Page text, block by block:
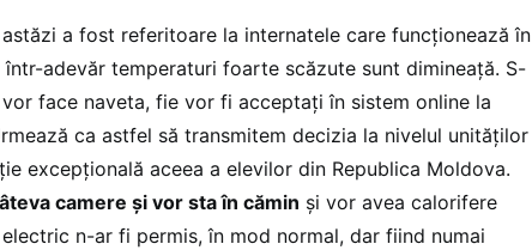
astăzi a fost referitoare la internatele care funcționează în
într-adevăr temperaturi foarte scăzute sunt dimineață. S-
face naveta, fie vor fi acceptați în sistem online la
ca astfel să transmitem decizia la nivelul unităților
excepțională aceea a elevilor din Republica Moldova.
camere și vor sta în cămin și vor avea calorifere
n-ar fi permis, în mod normal, dar fiind numai